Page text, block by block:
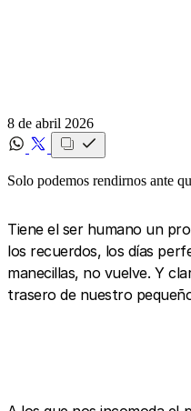
8 de abril 2026
Solo podemos rendirnos ante
Tiene el ser humano un
los recuerdos, los días
manecillas, no vuelve. Y
trasero de nuestro